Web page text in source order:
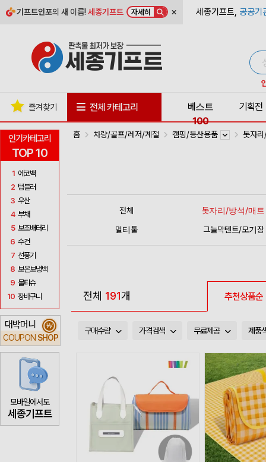
기프트인포의 새 이름!세종기프트 자세히 × 세종기프트, 공공기
인기카테고리
TOP 10
1 에코백
2 텀블러
3 우산
4 부채
5 보조배터리
6 수건
7 선풍기
8 보온보냉백
9 물티슈
10 장바구니
대박머니
COUPON SHOP
₩
모바일에서도
세종기프트
즐겨찾기 전체 카테고리
베스트
100
기획전
홈 차량/골프/레저/계절 캠핑/등산용품 돗자
전체
돗자리/방석/매트
멀티툴
그늘막텐트/모기장
전체 191개 추천상품순
구매수량 가격검색 무료제공 제품